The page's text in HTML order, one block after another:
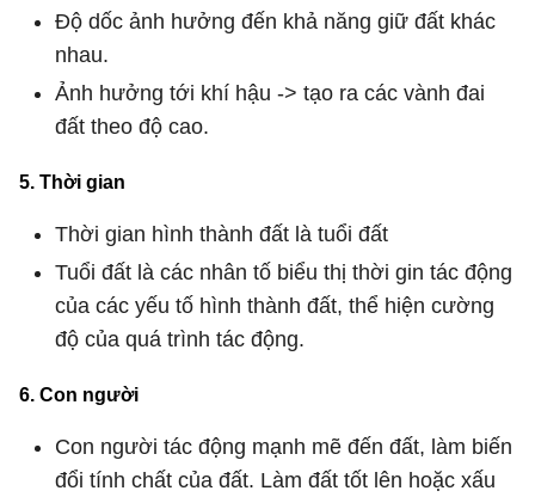
Độ dốc ảnh hưởng đến khả năng giữ đất khác
nhau.
Ảnh hưởng tới khí hậu -> tạo ra các vành đai
đất theo độ cao.
5. Thời gian
Thời gian hình thành đất là tuổi đất
Tuổi đất là các nhân tố biểu thị thời gin tác động
của các yếu tố hình thành đất, thể hiện cường
độ của quá trình tác động.
6. Con người
Con người tác động mạnh mẽ đến đất, làm biến
đổi tính chất của đất. Làm đất tốt lên hoặc xấu